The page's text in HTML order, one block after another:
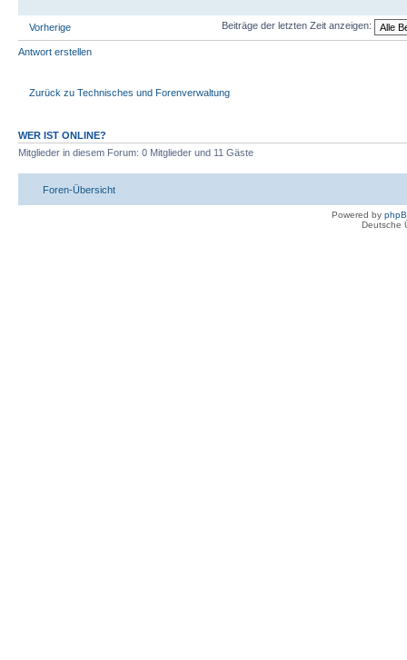
Vorherige Beiträge der letzten Zeit anzeigen:
Antwort erstellen
Zurück zu Technisches und Forenverwaltung
WER IST ONLINE?
Mitglieder in diesem Forum: 0 Mitglieder und 11 Gäste
Foren-Übersicht
Powered by
Deutsche